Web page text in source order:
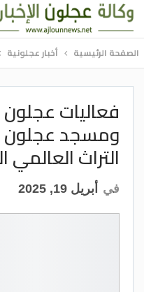
الصفحة الرئيسية أخبار عجلونية
فعاليات
ومسجد عجلون
التراث
في أبريل 19, 2025